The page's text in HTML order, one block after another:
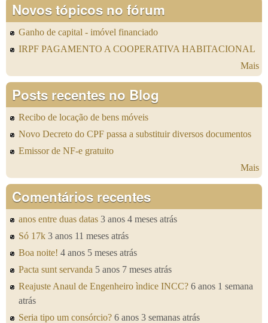
Novos tópicos no fórum
Ganho de capital - imóvel financiado
IRPF PAGAMENTO A COOPERATIVA HABITACIONAL
Mais
Posts recentes no Blog
Recibo de locação de bens móveis
Novo Decreto do CPF passa a substituir diversos documentos
Emissor de NF-e gratuito
Mais
Comentários recentes
anos entre duas datas 3 anos 4 meses atrás
Só 17k 3 anos 11 meses atrás
Boa noite! 4 anos 5 meses atrás
Pacta sunt servanda 5 anos 7 meses atrás
Reajuste Anaul de Engenheiro ìndice INCC? 6 anos 1 semana
atrás
Seria tipo um consórcio? 6 anos 3 semanas atrás